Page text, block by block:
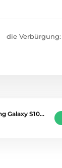
die Verbürgung:
Galaxy S10…